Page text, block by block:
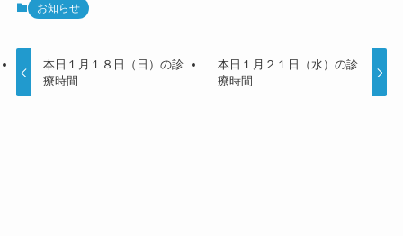
お知らせ
本日１月１８日（日）の診
療時間
本日１月２１日（水）の診
療時間